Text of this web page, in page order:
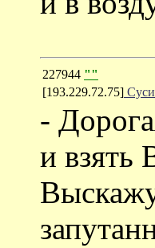
227944 ""
[193.229.72.75] Суси
-
и взять